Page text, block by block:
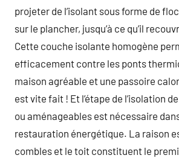
projeter de l’isolant sous forme de
sur le plancher, jusqu’à ce qu’il
Cette couche isolante homogène
efficacement contre les ponts
maison agréable et une passoire
est vite fait ! Et l’étape de l’isolation
ou aménageables est nécessaire
restauration énergétique. La raison
combles et le toit constituent le